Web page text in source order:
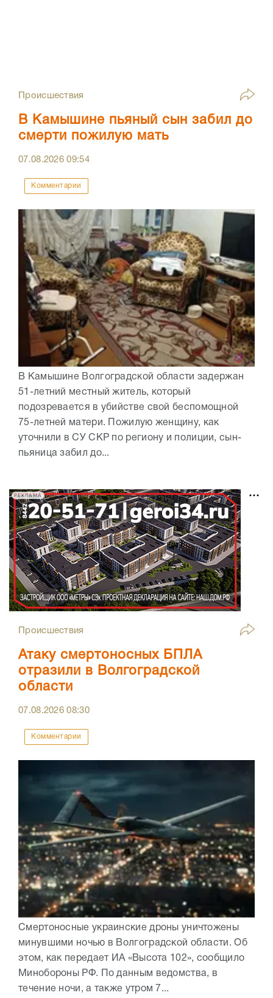
Происшествия
В Камышине пьяный сын забил до
смерти пожилую мать
07.08.202609:54
Комментарии
В Камышине Волгоградской области задержан
51-летний местный житель, который
подозревается в убийстве свой беспомощной
75-летней матери. Пожилую женщину, как
уточнили в СУ СКР по региону и полиции, сын-
пьяница забил до...
РЕКЛАМА
Происшествия
Атаку смертоносных БПЛА
отразили в Волгоградской
области
07.08.202608:30
Комментарии
Смертоносные украинские дроны уничтожены
минувшими ночью в Волгоградской области. Об
этом, как передает ИА «Высота 102», сообщило
Минобороны РФ. По данным ведомства, в
течение ночи, а также утром 7...